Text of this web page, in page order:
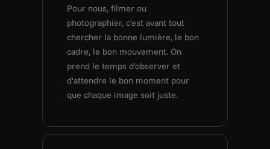
Pour nous, filmer ou
photographier, c'est avant tout
chercher la bonne lumière, le bon
cadre, le bon mouvement. On
prend le temps d'observer et
d'attendre le bon moment pour
que chaque image soit juste.